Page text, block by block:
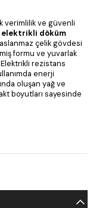
verimlilik ve güvenli
elektrikli döküm
çelik gövdesi
formu ve yuvarlak
rezistans
enerji
oluşan yağ ve
boyutları sayesinde